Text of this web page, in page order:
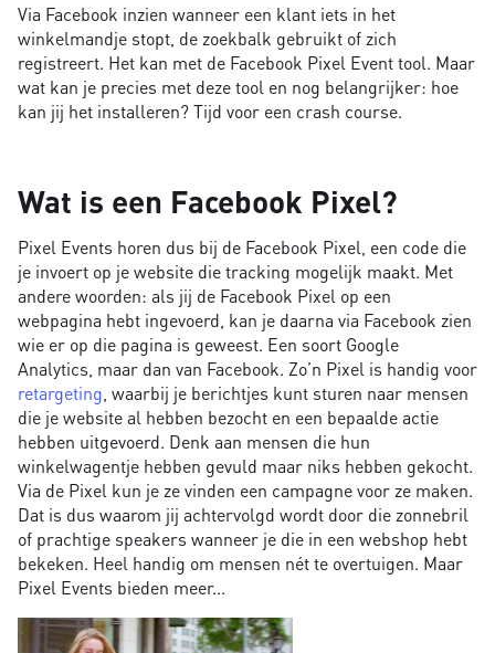
Via Facebook inzien wanneer een klant iets in het
winkelmandje stopt, de zoekbalk gebruikt of zich
registreert. Het kan met de Facebook Pixel Event tool. Maar
wat kan je precies met deze tool en nog belangrijker: hoe
kan jij het installeren? Tijd voor een crash course.
Wat is een Facebook Pixel?
Pixel Events horen dus bij de Facebook Pixel, een code die
je invoert op je website die tracking mogelijk maakt. Met
andere woorden: als jij de Facebook Pixel op een
webpagina hebt ingevoerd, kan je daarna via Facebook zien
wie er op die pagina is geweest. Een soort Google
Analytics, maar dan van Facebook. Zo’n Pixel is handig voor
retargeting , waarbij je berichtjes kunt sturen naar mensen
die je website al hebben bezocht en een bepaalde actie
hebben uitgevoerd. Denk aan mensen die hun
winkelwagentje hebben gevuld maar niks hebben gekocht.
Via de Pixel kun je ze vinden een campagne voor ze maken.
Dat is dus waarom jij achtervolgd wordt door die zonnebril
of prachtige speakers wanneer je die in een webshop hebt
bekeken. Heel handig om mensen nét te overtuigen. Maar
Pixel Events bieden meer...